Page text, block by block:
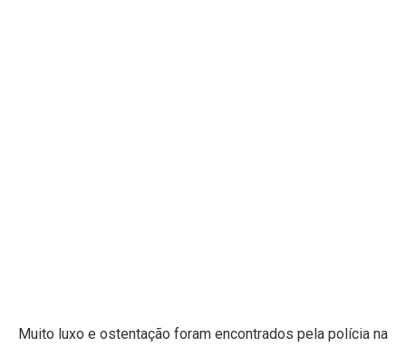
Muito luxo e ostentação foram encontrados pela polícia na